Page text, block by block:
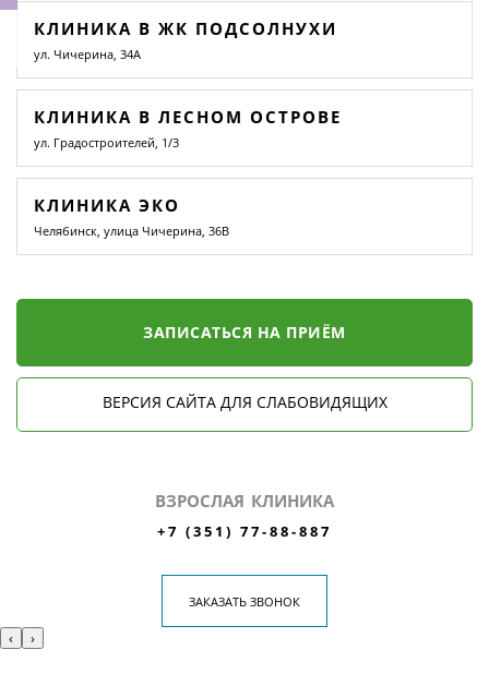
КЛИНИКА В ЖК ПОДСОЛНУХИ
ул. Чичерина, 34А
КЛИНИКА В ЛЕСНОМ ОСТРОВЕ
ул. Градостроителей, 1/3
КЛИНИКА ЭКО
Челябинск, улица Чичерина, 36В
ЗАПИСАТЬСЯ НА ПРИЁМ
ВЕРСИЯ САЙТА ДЛЯ СЛАБОВИДЯЩИХ
ВЗРОСЛАЯ КЛИНИКА
+7 (351) 77-88-887
ЗАКАЗАТЬ ЗВОНОК
‹ ›